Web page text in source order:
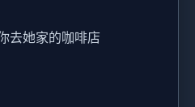
去她家的咖啡店